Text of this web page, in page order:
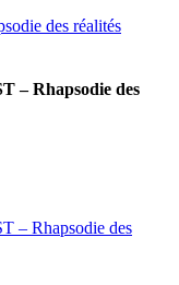
– Rhapsodie des